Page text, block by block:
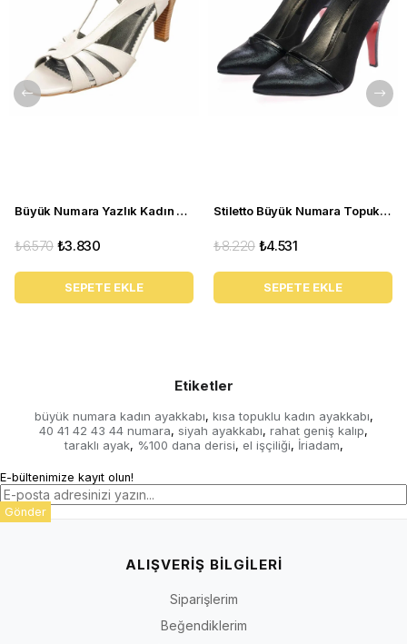
Büyük Numara Yazlık Kadın Stiletto DRL3042 Beyaz
₺3.830
₺6.570
SEPETE EKLE
Stiletto Büyük Numara Topuklu Abiye Kadın Ayakkabı 190333 Siyah
₺4.531
₺8.220
SEPETE EKLE
Etiketler
büyük numara kadın ayakkabı, kısa topuklu kadın ayakkabı,
40 41 42 43 44 numara, siyah ayakkabı, rahat geniş kalıp,
taraklı ayak, %100 dana derisi, el işçiliği, İriadam,
E-bültenimize kayıt olun!
Gönder
ALIŞVERİŞ BİLGİLERİ
Siparişlerim
Beğendiklerim